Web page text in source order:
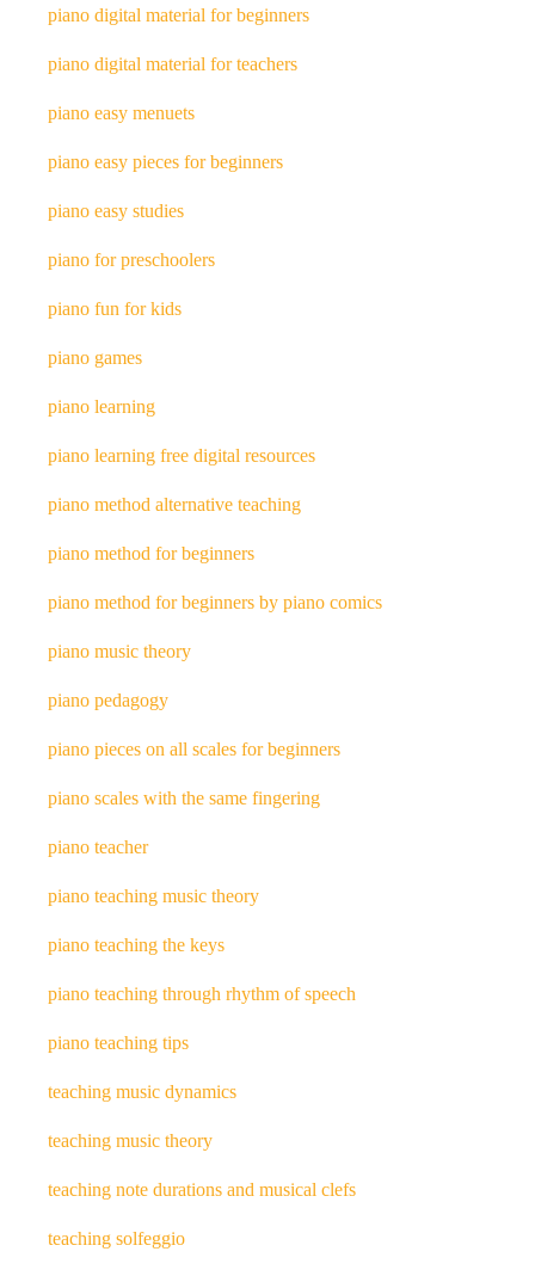
piano digital material for beginners
piano digital material for teachers
piano easy menuets
piano easy pieces for beginners
piano easy studies
piano for preschoolers
piano fun for kids
piano games
piano learning
piano learning free digital resources
piano method alternative teaching
piano method for beginners
piano method for beginners by piano comics
piano music theory
piano pedagogy
piano pieces on all scales for beginners
piano scales with the same fingering
piano teacher
piano teaching music theory
piano teaching the keys
piano teaching through rhythm of speech
piano teaching tips
teaching music dynamics
teaching music theory
teaching note durations and musical clefs
teaching solfeggio